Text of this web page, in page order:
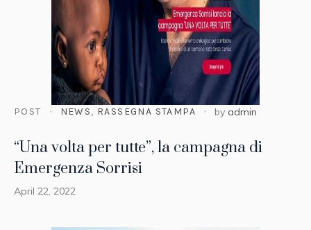
POST NEWS, RASSEGNA STAMPA by admin
“Una volta per tutte”, la campagna di
Emergenza Sorrisi
April 22, 2022